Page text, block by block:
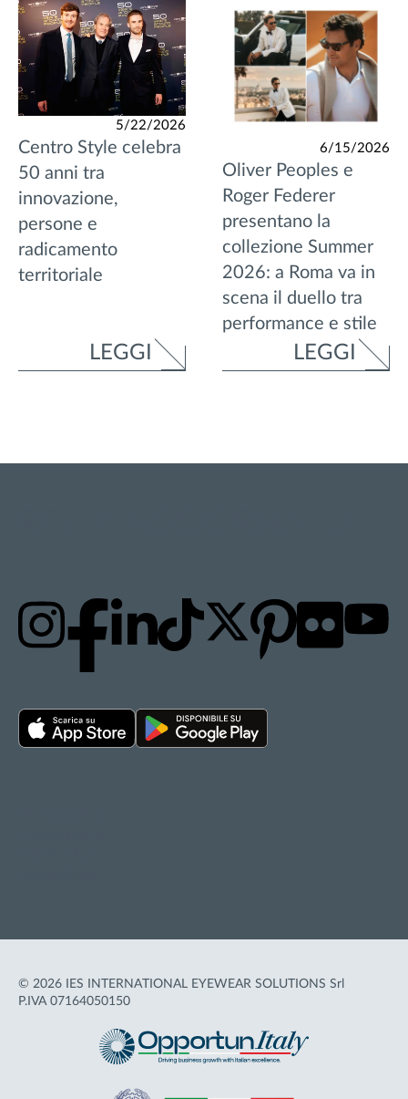
5/22/2026
Centro Style celebra
50 anni tra
innovazione,
persone e
radicamento
territoriale
LEGGI
6/15/2026
Oliver Peoples e
Roger Federer
presentano la
collezione Summer
2026: a Roma va in
scena il duello tra
performance e stile
LEGGI
© 2026 IES INTERNATIONAL EYEWEAR SOLUTIONS Srl
P.IVA 07164050150